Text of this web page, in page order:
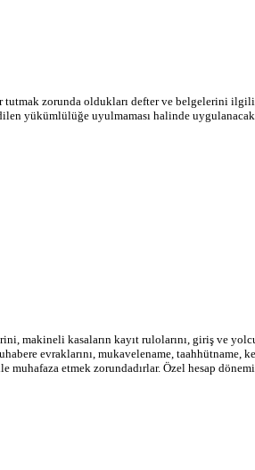
tutmak zorunda oldukları defter ve belgelerini
yükümlülüğe uyulmaması halinde
makineli kasaların kayıt rulolarını, giriş ve
evraklarını, mukavelename, taahhütname,
etmek zorundadırlar. Özel hesap